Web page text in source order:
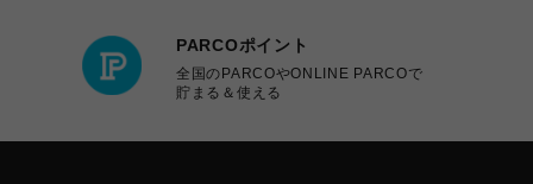
PARCOポイント
全国のPARCOやONLINE PARCOで
貯まる＆使える